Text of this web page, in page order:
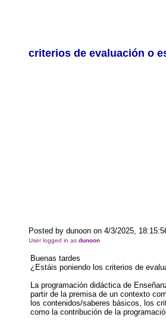
criterios de evaluación o
Posted by dunoon on 4/3/2025,
User logged in as dunoon
Buenas tardes
¿Estáis poniendo los criterios de
La programación didáctica de
partir de la premisa de un contexto
los contenidos/saberes básicos, los
como la contribución de la